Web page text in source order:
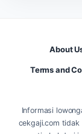
About
Terms and
Informasi
cekgaji.com